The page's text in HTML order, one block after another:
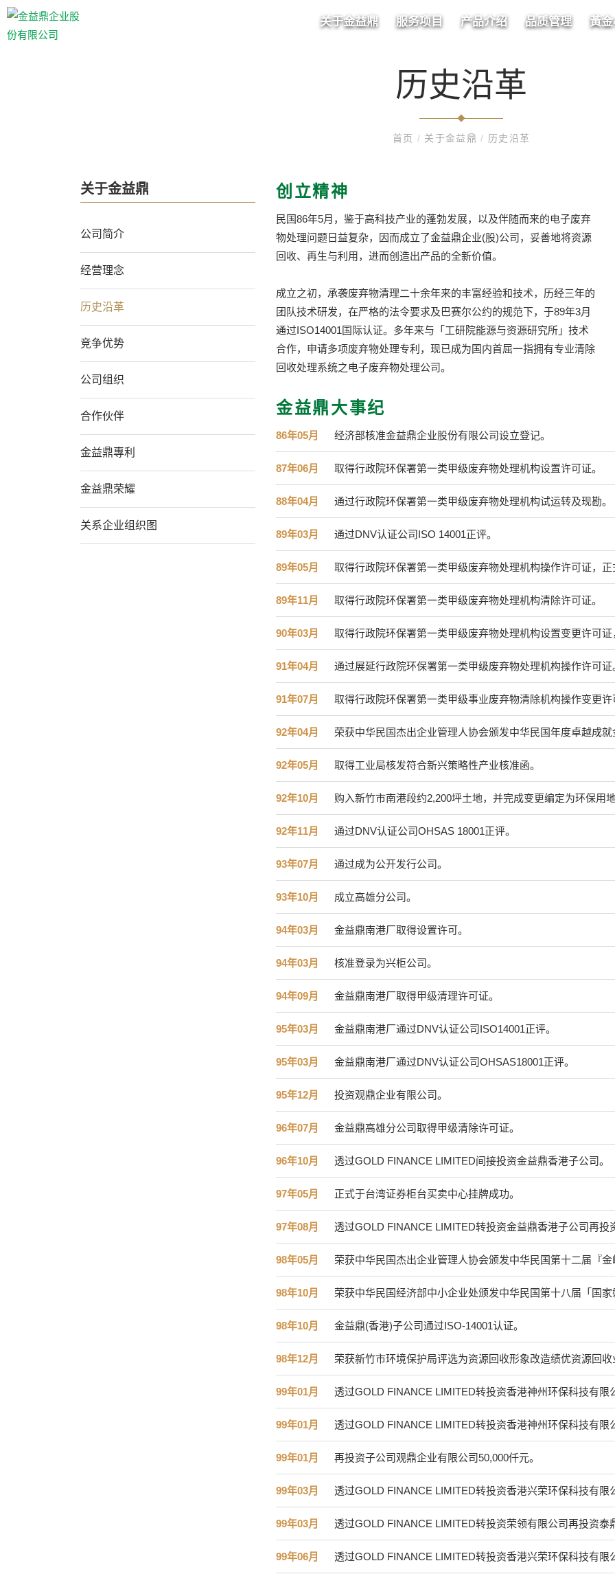
关于金益鼎 服务项目 产品介绍 品质管理 黃
历史沿革
首页 / 关于金益鼎/ 历史沿革
关于金益鼎
公司简介
经营理念
历史沿革
竞争优势
公司组织
合作伙伴
金益鼎專利
金益鼎荣耀
关系企业组织图
创立精神
民国86年5月，鉴于高科技产业的蓬勃发展，以及伴随而来的电子废弃
物处理问题日益复杂，因而成立了金益鼎企业(股)公司，妥善地将资源
回收、再生与利用，进而创造出产品的全新价值。
成立之初，承袭废弃物清理二十余年来的丰富经验和技术，历经三年的
团队技术研发，在严格的法令要求及巴赛尔公约的规范下，于89年3月
通过ISO14001国际认证。多年来与「工研院能源与资源研究所」技术
合作，申请多项废弃物处理专利，现已成为国内首屈一指拥有专业清除
回收处理系统之电子废弃物处理公司。
金益鼎大事纪
86年05月 经济部核准金益鼎企业股份有限公司设立登记。
87年06月 取得行政院环保署第一类甲级废弃物处理机构设置许可证。
88年04月 通过行政院环保署第一类甲级废弃物处理机构试运转及现勘。
89年03月 通过DNV认证公司ISO 14001正评。
89年05月 取得行政院环保署第一类甲级废弃物处理机构操作许可证，正
89年11月 取得行政院环保署第一类甲级废弃物处理机构清除许可证。
90年03月 取得行政院环保署第一类甲级废弃物处理机构设置变更许可
91年04月 通过展延行政院环保署第一类甲级废弃物处理机构操作许可证
91年07月 取得行政院环保署第一类甲级事业废弃物清除机构操作变更许
92年04月 荣获中华民国杰出企业管理人协会颁发中华民国年度卓越成就
92年05月 取得工业局核发符合新兴策略性产业核准函。
92年10月 购入新竹市南港段约2,200坪土地，并完成变更编定为环保用地
92年11月 通过DNV认证公司OHSAS 18001正评。
93年07月 通过成为公开发行公司。
93年10月 成立高雄分公司。
94年03月 金益鼎南港厂取得设置许可。
94年03月 核准登录为兴柜公司。
94年09月 金益鼎南港厂取得甲级清理许可证。
95年03月 金益鼎南港厂通过DNV认证公司ISO14001正评。
95年03月 金益鼎南港厂通过DNV认证公司OHSAS18001正评。
95年12月 投资观鼎企业有限公司。
96年07月 金益鼎高雄分公司取得甲级清除许可证。
96年10月 透过GOLD FINANCE LIMITED间接投资金益鼎香港子公司。
97年05月 正式于台湾证券柜台买卖中心挂牌成功。
97年08月 透过GOLD FINANCE LIMITED转投资金益鼎香港子公司再投
98年05月 荣获中华民国杰出企业管理人协会颁发中华民国第十二届『金
98年10月 荣获中华民国经济部中小企业处颁发中华民国第十八届「国家
98年10月 金益鼎(香港)子公司通过ISO-14001认证。
98年12月 荣获新竹市环境保护局评选为资源回收形象改造绩优资源回收
99年01月 透过GOLD FINANCE LIMITED转投资香港神州环保科技有限
99年01月 透过GOLD FINANCE LIMITED转投资香港神州环保科技有限
99年01月 再投资子公司观鼎企业有限公司50,000仟元。
99年03月 透过GOLD FINANCE LIMITED转投资香港兴荣环保科技有限
99年03月 透过GOLD FINANCE LIMITED转投资荣领有限公司再投资泰
99年06月 透过GOLD FINANCE LIMITED转投资香港兴荣环保科技有限